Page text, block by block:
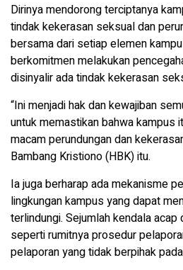
Dirinya mendorong terciptanya
tindak kekerasan seksual dan
bersama dari setiap elemen
berkomitmen melakukan
disinyalir ada tindak kekerasan
“Ini menjadi hak dan kewajiban
untuk memastikan bahwa kampus
macam perundungan dan
Bambang Kristiono (HBK) itu.
Ia juga berharap ada mekanisme
lingkungan kampus yang dapat
terlindungi. Sejumlah kendala
seperti rumitnya prosedur
pelaporan yang tidak berpihak